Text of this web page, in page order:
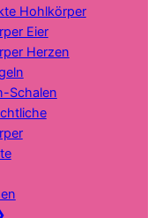
Hohlkörper
Eier
Herzen
Schalen